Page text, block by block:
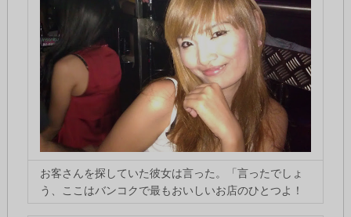
お客さんを探していた彼女は言った。「言ったでしょ
う、ここはバンコクで最もおいしいお店のひとつよ！